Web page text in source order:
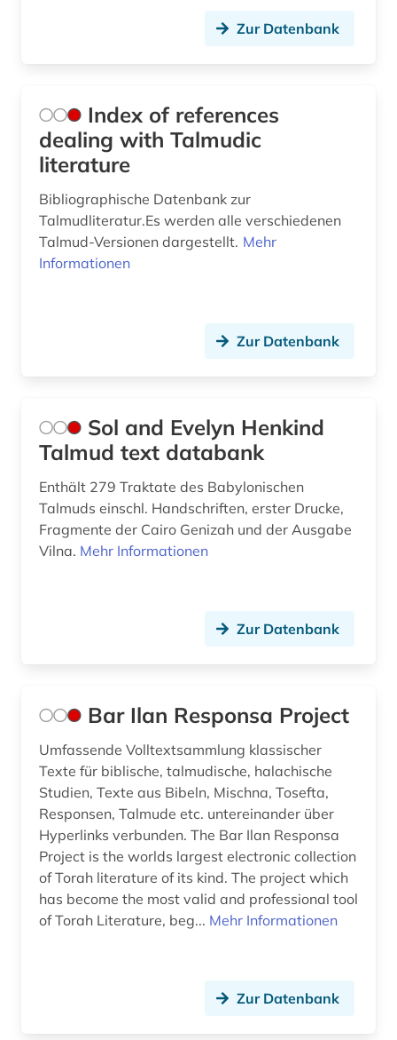
Zur Datenbank
Index of references
dealing with Talmudic
literature
Bibliographische Datenbank zur
Talmudliteratur.Es werden alle verschiedenen
Talmud-Versionen dargestellt. Mehr
Informationen
Zur Datenbank
Sol and Evelyn Henkind
Talmud text databank
Enthält 279 Traktate des Babylonischen
Talmuds einschl. Handschriften, erster Drucke,
Fragmente der Cairo Genizah und der Ausgabe
Vilna. Mehr Informationen
Zur Datenbank
Bar Ilan Responsa Project
Umfassende Volltextsammlung klassischer
Texte für biblische, talmudische, halachische
Studien, Texte aus Bibeln, Mischna, Tosefta,
Responsen, Talmude etc. untereinander über
Hyperlinks verbunden. The Bar Ilan Responsa
Project is the worlds largest electronic collection
of Torah literature of its kind. The project which
has become the most valid and professional tool
of Torah Literature, beg... Mehr Informationen
Zur Datenbank